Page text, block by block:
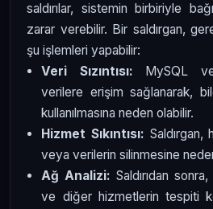
saldırılar, sistemin birbiriyle
zarar verebilir. Bir saldırgan,
şu işlemleri yapabilir:
Veri Sızıntısı: MySQL
verilere erişim sağlanarak,
kullanılmasına neden olabilir.
Hizmet Sıkıntısı: Saldırgan,
veya verilerin silinmesine
Ağ Analizi: Saldırıdan
ve diğer hizmetlerin tespiti